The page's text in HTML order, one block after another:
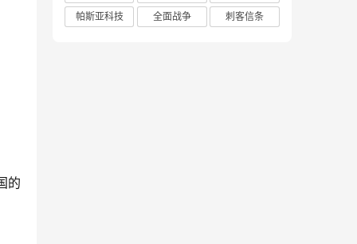
的
帕斯亚科技
全面战争 刺客信条